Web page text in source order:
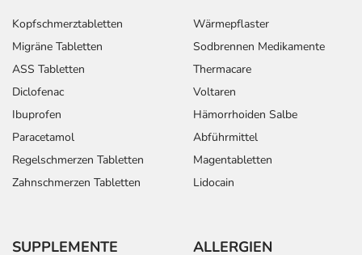
Kopfschmerztabletten
Migräne Tabletten
ASS Tabletten
Diclofenac
Ibuprofen
Paracetamol
Regelschmerzen Tabletten
Zahnschmerzen Tabletten
Wärmepflaster
Sodbrennen Medikamente
Thermacare
Voltaren
Hämorrhoiden Salbe
Abführmittel
Magentabletten
Lidocain
SUPPLEMENTE ALLERGIEN